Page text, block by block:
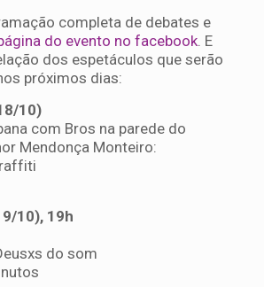
completa de debates e
do evento no facebook. E
dos espetáculos que serão
próximos dias:
10)
com Bros na parede do
Mendonça Monteiro:
10), 19h
do som